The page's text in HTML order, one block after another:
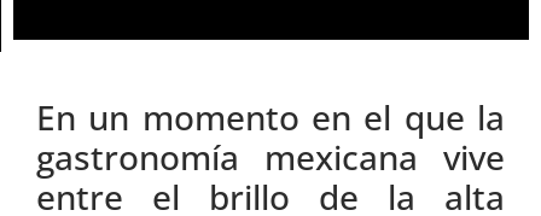
En un momento en el que la
gastronomía mexicana vive
entre el brillo de la alta